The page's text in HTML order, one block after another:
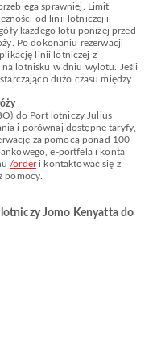
sprawniej. Limit
od linii lotniczej i
każdego lotu poniżej przed
Po dokonaniu rezerwacji
linii lotniczej z
lotnisku w dniu wylotu. Jeśli
dużo czasu między
do Port lotniczy Julius
i porównaj dostępne taryfy,
za pomocą ponad 100
e-portfela i konta
/orderi kontaktować się z
pomocy.
Jomo Kenyatta do